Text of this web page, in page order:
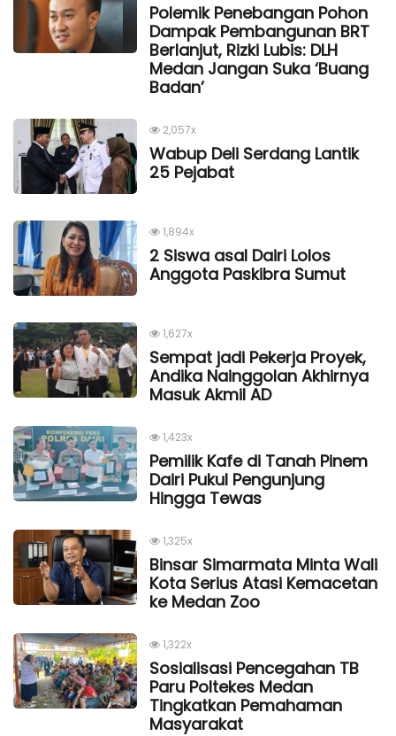
Polemik Penebangan Pohon
Dampak Pembangunan BRT
Berlanjut, Rizki Lubis: DLH
Medan Jangan Suka ‘Buang
Badan’
2,057x
Wabup Deli Serdang Lantik
25 Pejabat
1,894x
2 Siswa asal Dairi Lolos
Anggota Paskibra Sumut
1,627x
Sempat jadi Pekerja Proyek,
Andika Nainggolan Akhirnya
Masuk Akmil AD
1,423x
Pemilik Kafe di Tanah Pinem
Dairi Pukul Pengunjung
Hingga Tewas
1,325x
Binsar Simarmata Minta Wali
Kota Serius Atasi Kemacetan
ke Medan Zoo
1,322x
Sosialisasi Pencegahan TB
Paru Poltekes Medan
Tingkatkan Pemahaman
Masyarakat